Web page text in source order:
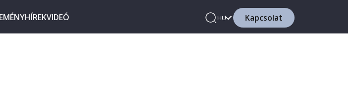
HÍREKVIDEÓ HU Kapcsolat